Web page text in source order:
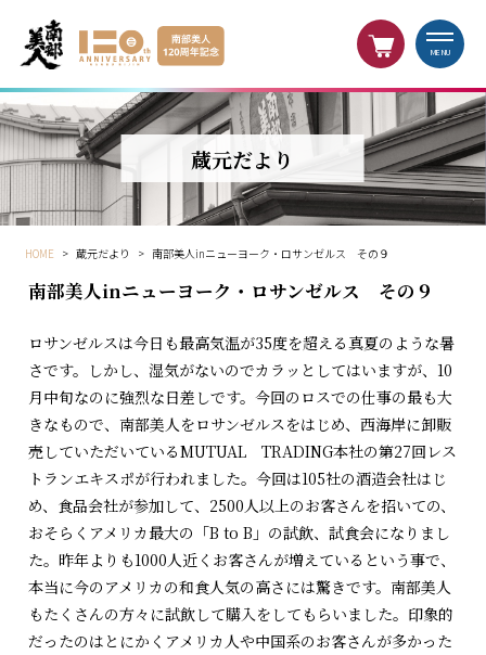
MENU
蔵元だより
HOME > 蔵元だより > 南部美人inニューヨーク・ロサンゼルス その９
南部美人inニューヨーク・ロサンゼルス その９
ロサンゼルスは今日も最高気温が35度を超える真夏のような暑
さです。しかし、湿気がないのでカラッとしてはいますが、10
月中旬なのに強烈な日差しです。今回のロスでの仕事の最も大
きなもので、南部美人をロサンゼルスをはじめ、西海岸に卸販
売していただいているMUTUAL TRADING本社の第27回レス
トランエキスポが行われました。今回は105社の酒造会社はじ
め、食品会社が参加して、2500人以上のお客さんを招いての、
おそらくアメリカ最大の「B to B」の試飲、試食会になりまし
た。昨年よりも1000人近くお客さんが増えているという事で、
本当に今のアメリカの和食人気の高さには驚きです。南部美人
もたくさんの方々に試飲して購入をしてもらいました。印象的
だったのはとにかくアメリカ人や中国系のお客さんが多かった